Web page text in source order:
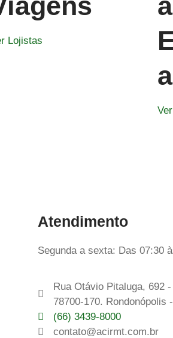
Lojistas
al
Atendimento
Segunda a sexta: Das 07:30
Rua Otávio Pitaluga, 692
78700-170. Rondonópolis
(66) 3439-8000
contato@acirmt.com.br